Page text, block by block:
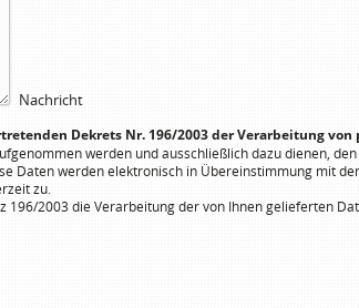
Nachricht
Dekrets Nr. 196/2003 der Verarbeitung
werden und ausschließlich dazu dienen,
Daten werden elektronisch in Übereinstimmung mit
zu.
2003 die Verarbeitung der von Ihnen gelieferten